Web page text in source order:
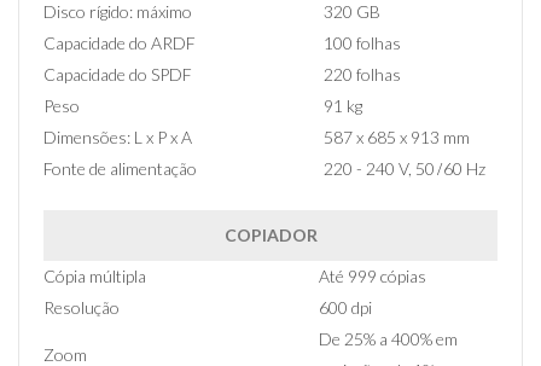
Disco rígido: máximo
320 GB
Capacidade do ARDF
100 folhas
Capacidade do SPDF
220 folhas
Peso
91 kg
Dimensões: L x P x A
587 x 685 x 913 mm
Fonte de alimentação
220 - 240 V, 50 ̸ 60 Hz
COPIADOR
Cópia múltipla
Até 999 cópias
Resolução
600 dpi
Zoom
De 25% a 400% em